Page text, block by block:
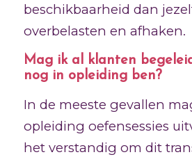
beschikbaarheid dan
overbelasten en afhaken.
Mag ik al klanten
nog in opleiding ben?
In de meeste gevallen
opleiding oefensessies
het verstandig om dit